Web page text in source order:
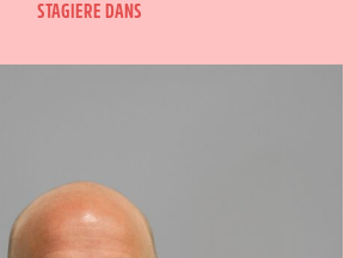
STAGIERE DANS